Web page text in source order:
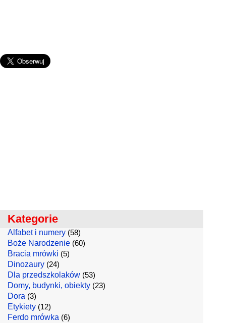
Kategorie
Alfabet i numery (58)
Boże Narodzenie (60)
Bracia mrówki (5)
Dinozaury (24)
Dla przedszkolaków (53)
Domy, budynki, obiekty (23)
Dora (3)
Etykiety (12)
Ferdo mrówka (6)